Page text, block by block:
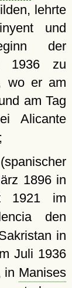
lehrte
und
der
1936 zu
wo er am
am Tag
Alicante
1896 in
1921 im
den
in
Juli 1936
in Manises